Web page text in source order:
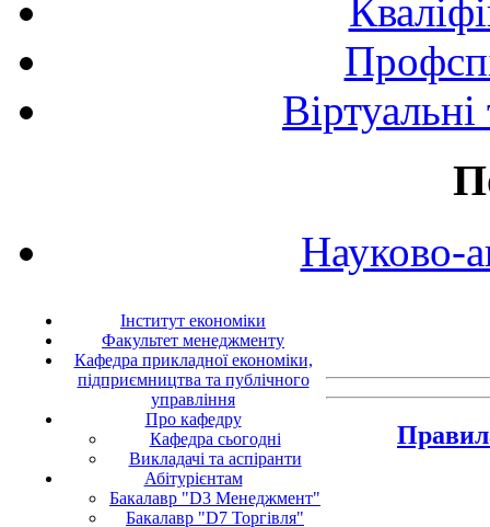
Науково-
Інститут економіки
Факультет менеджменту
Кафедра прикладної економіки,
підприємництва та публічного
управління
Про кафедру
Кафедра сьогодні
Викладачі та аспіранти
Абітурієнтам
Бакалавр "D3 Менеджмент"
Бакалавр "D7 Торгівля"